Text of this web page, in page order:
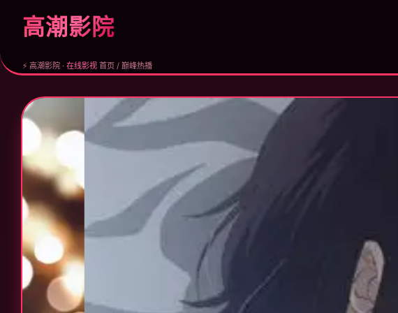
高潮影院
⚡ 高潮影院 · 在线影视 首页 / 巅峰热播